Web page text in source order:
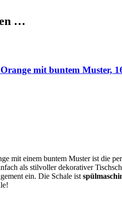
…
mit buntem Muster,
mit einem buntem Muster ist die
als stilvoller dekorativer
ein. Die Schale ist